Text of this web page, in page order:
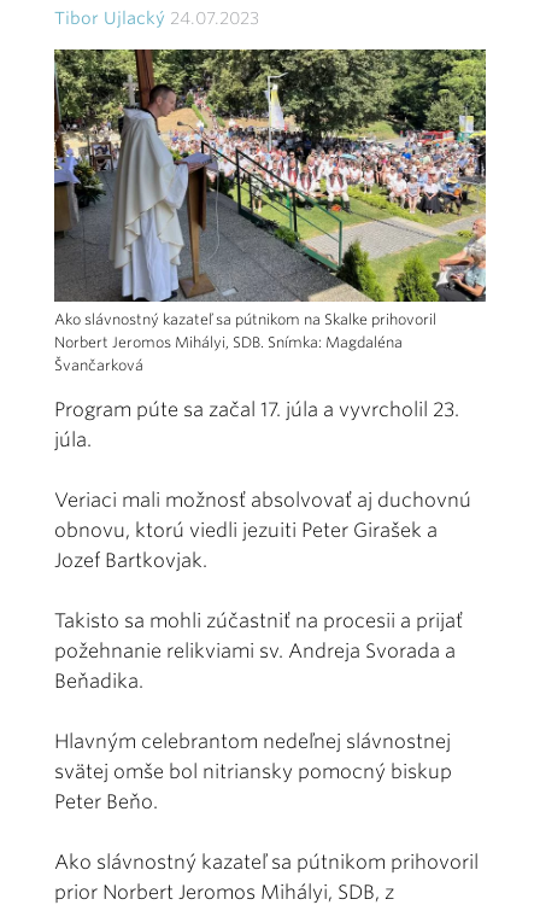
Tibor Ujlacký 24.07.2023
Ako slávnostný kazateľ sa pútnikom na Skalke prihovoril
Norbert Jeromos Mihályi, SDB. Snímka: Magdaléna
Švančarková
Program púte sa začal 17. júla a vyvrcholil 23.
júla.
Veriaci mali možnosť absolvovať aj duchovnú
obnovu, ktorú viedli jezuiti Peter Girašek a
Jozef Bartkovjak.
Takisto sa mohli zúčastniť na procesii a prijať
požehnanie relikviami sv. Andreja Svorada a
Beňadika.
Hlavným celebrantom nedeľnej slávnostnej
svätej omše bol nitriansky pomocný biskup
Peter Beňo.
Ako slávnostný kazateľ sa pútnikom prihovoril
prior Norbert Jeromos Mihályi, SDB, z